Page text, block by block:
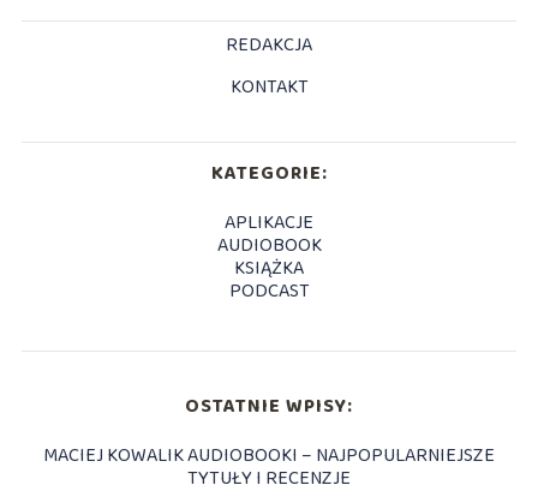
REDAKCJA
KONTAKT
KATEGORIE:
APLIKACJE
AUDIOBOOK
KSIĄŻKA
PODCAST
OSTATNIE WPISY:
MACIEJ KOWALIK AUDIOBOOKI – NAJPOPULARNIEJSZE
TYTUŁY I RECENZJE